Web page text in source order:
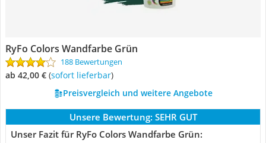
RyFo Colors Wandfarbe Grün
188 Bewertungen
ab 42,00 € ( Sofort lieferbar)
Preisvergleich und weitere Angebote
Unsere Bewertung: SEHR GUT
Unser Fazit für RyFo Colors Wandfarbe Grün: